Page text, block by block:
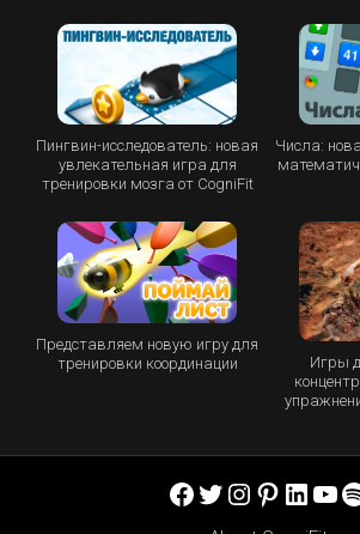
Пингвин-исследователь: новая
увлекательная игра для
тренировки мозга от CogniFit
Числа:
Представляем новую игру для
тренировки координации
Игры
Facebook
Twitter
Instagram